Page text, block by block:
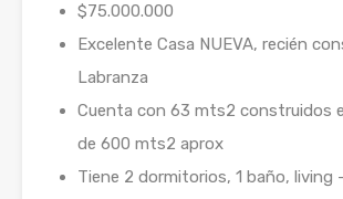
$75.000.000
Excelente Casa NUEVA, recién
Labranza
Cuenta con 63 mts2 construidos
de 600 mts2 aprox
Tiene 2 dormitorios, 1 baño, living